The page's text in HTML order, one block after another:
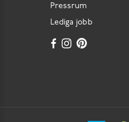
Pressrum
Lediga jobb